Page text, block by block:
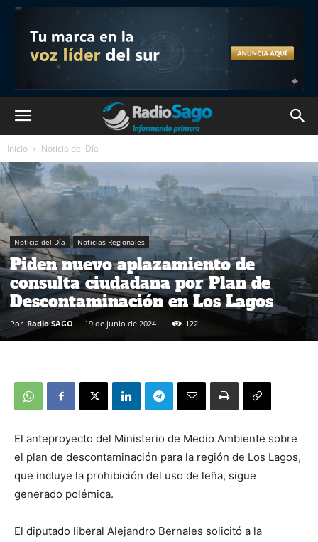
Inicio Noticia del Día
Noticia del Día Noticias Regionales
Piden nuevo aplazamiento de
consulta ciudadana por Plan de
Descontaminación en Los Lagos
Por Radio SAGO - 19 de junio de 2024 122
El anteproyecto del Ministerio de Medio Ambiente sobre
el plan de descontaminación para la región de Los Lagos,
que incluye la prohibición del uso de leña, sigue
generado polémica.
El diputado liberal Alejandro Bernales solicitó a la